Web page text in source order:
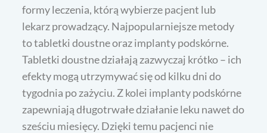
formy leczenia, którą wybierze pacjent lub
lekarz prowadzący. Najpopularniejsze metody
to tabletki doustne oraz implanty podskórne.
Tabletki doustne działają zazwyczaj krótko – ich
efekty mogą utrzymywać się od kilku dni do
tygodnia po zażyciu. Z kolei implanty podskórne
zapewniają długotrwałe działanie leku nawet do
sześciu miesięcy. Dzięki temu pacjenci nie